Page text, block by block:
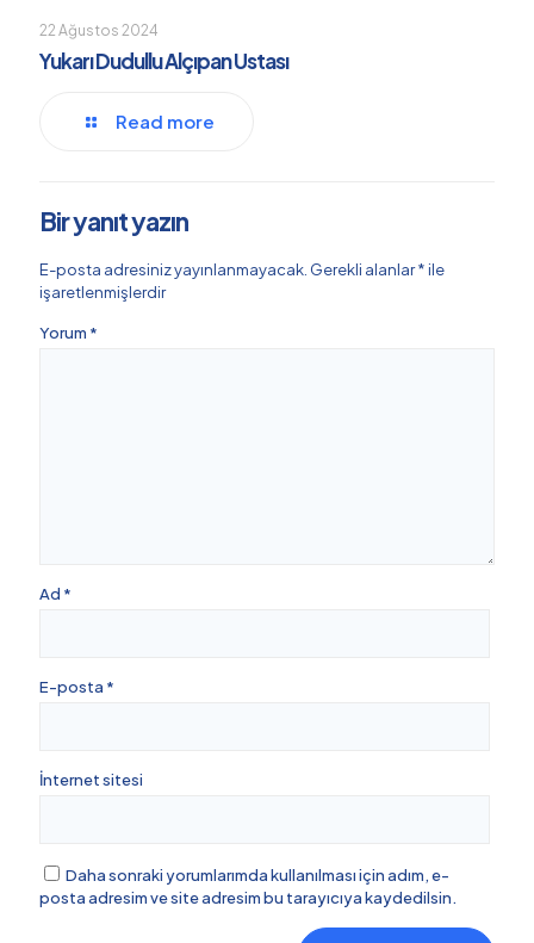
22 Ağustos 2024
Yukarı Dudullu Alçıpan Ustası
Read more
Bir yanıt yazın
E-posta adresiniz yayınlanmayacak. Gerekli alanlar*ile
işaretlenmişlerdir
Yorum *
Ad *
E-posta *
İnternet sitesi
Daha sonraki yorumlarımda kullanılması için adım, e-
posta adresim ve site adresim bu tarayıcıya kaydedilsin.